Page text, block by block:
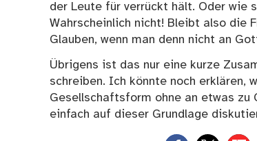
der Leute für verrückt hält. Oder wie
Wahrscheinlich nicht! Bleibt also die
Glauben, wenn man denn nicht an
Übrigens ist das nur eine kurze
schreiben. Ich könnte noch erklären,
Gesellschaftsform ohne an etwas zu
einfach auf dieser Grundlage